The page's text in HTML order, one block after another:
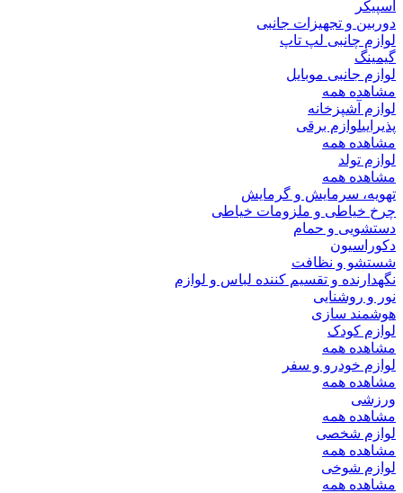
اسپیکر
دوربین و تجهیزات جانبی
لوازم چانبی لپ تاپ
گیمینگ
لوازم جانبی موبایل
مشاهده همه
لوازم آشپزخانه
پذیراییلوازم برقی
مشاهده همه
لوازم تولد
مشاهده همه
تهویه، سرمایش و گرمایش
چرخ خیاطی و ملزومات خیاطی
دستشویی و حمام
دکوراسیون
شستشو و نظافت
نگهدارنده و تقسیم کننده لباس و لوازم
نور و روشنایی
هوشمند سازی
لوازم کودک
مشاهده همه
لوازم خودرو و سفر
مشاهده همه
ورزشی
مشاهده همه
لوازم شخصی
مشاهده همه
لوازم شوخی
مشاهده همه